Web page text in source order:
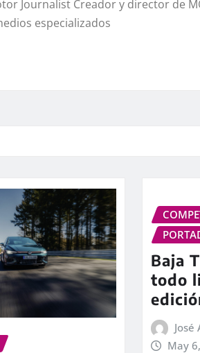
Journalist Creador y director de
especializados
Baja
todo
May